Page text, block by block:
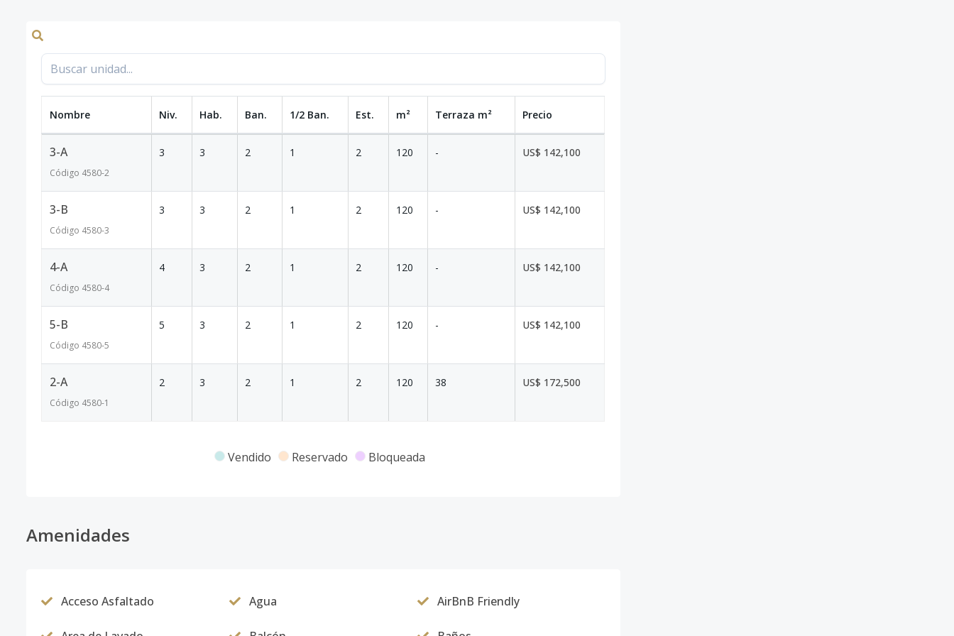
Nombre Niv. Hab. Ban. 1/2 Ban. Est. m² Terraza m² Precio
3-A
Código 4580-2
3 3 2 1 2 120 - US$ 142,100
3-B
Código 4580-3
3 3 2 1 2 120 - US$ 142,100
4-A
Código 4580-4
4 3 2 1 2 120 - US$ 142,100
5-B
Código 4580-5
5 3 2 1 2 120 - US$ 142,100
2-A
Código 4580-1
2 3 2 1 2 120 38 US$ 172,500
Vendido Reservado Bloqueada
Amenidades
Acceso Asfaltado Agua AirBnB Friendly